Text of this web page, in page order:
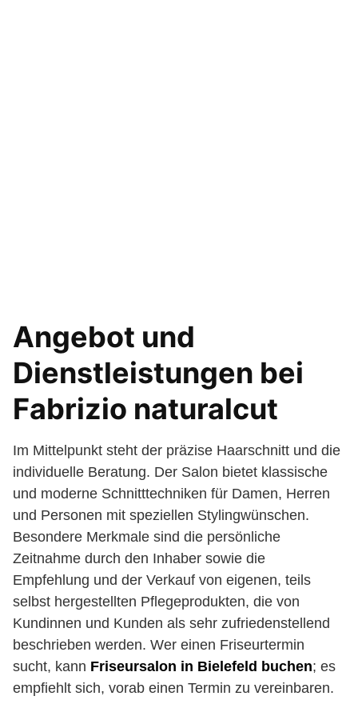
Angebot und
Dienstleistungen bei
Fabrizio naturalcut
Im Mittelpunkt steht der präzise Haarschnitt und die
individuelle Beratung. Der Salon bietet klassische
und moderne Schnitttechniken für Damen, Herren
und Personen mit speziellen Stylingwünschen.
Besondere Merkmale sind die persönliche
Zeitnahme durch den Inhaber sowie die
Empfehlung und der Verkauf von eigenen, teils
selbst hergestellten Pflegeprodukten, die von
Kundinnen und Kunden als sehr zufriedenstellend
beschrieben werden. Wer einen Friseurtermin
sucht, kann Friseursalon in Bielefeld buchen; es
empfiehlt sich, vorab einen Termin zu vereinbaren.